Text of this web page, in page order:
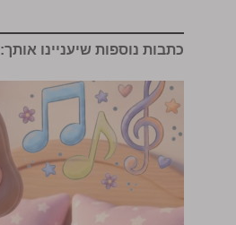
כתבות נוספות שיעניינו אותך: